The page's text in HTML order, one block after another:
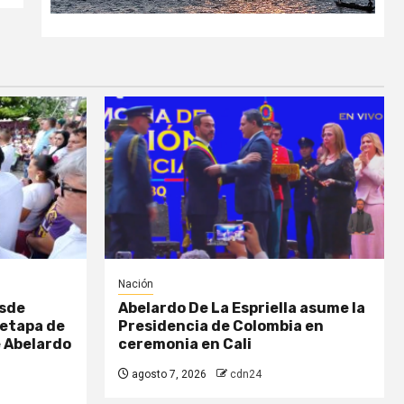
de
Abelardo
Nación
Abelardo De La Espriella asume la
Presidencia de Colombia en
ceremonia en Cali
agosto 7, 2026 cdn24